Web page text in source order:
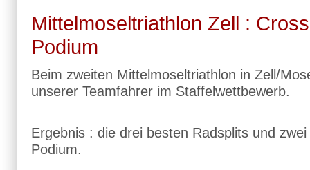
Mittelmoseltriathlon Zell :
Podium
Beim zweiten Mittelmoseltriathlon in Zell/
unserer Teamfahrer im Staffelwettbewerb.
Ergebnis : die drei besten Radsplits und
Podium.